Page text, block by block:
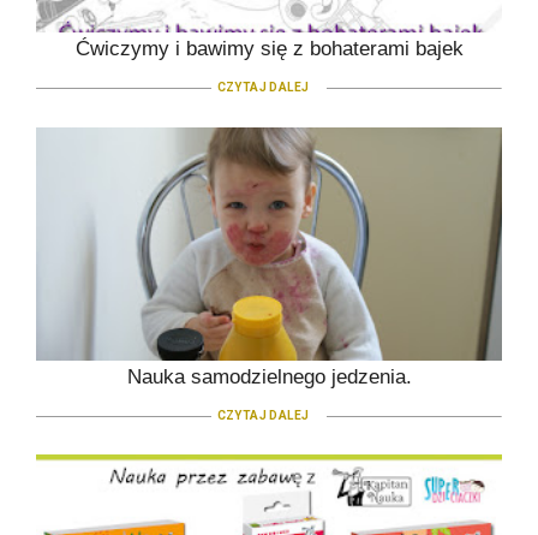
Ćwiczymy i bawimy się z bohaterami bajek
CZYTAJ DALEJ
Nauka samodzielnego jedzenia.
CZYTAJ DALEJ